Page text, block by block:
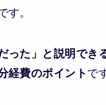
す。
った」と説明でき
経費のポイント で